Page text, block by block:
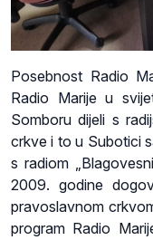
Posebnost Radio
Radio Marije u
Somboru dijeli s
crkve i to u Subotici
s radiom
2009. godine
pravoslavnom
program Radio